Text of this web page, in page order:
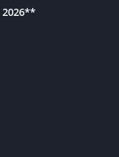
2026**